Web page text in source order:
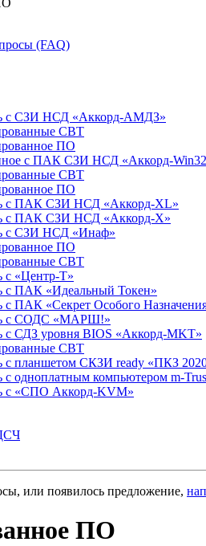
(FAQ)
с СЗИ НСД «Аккорд-АМДЗ»
СВТ
ПО
с ПАК СЗИ НСД «Аккорд-
СВТ
ПО
с ПАК СЗИ НСД «Аккорд-ХL»
с ПАК СЗИ НСД «Аккорд-Х»
с СЗИ НСД «Инаф»
ПО
СВТ
с «Центр-Т»
с ПАК «Идеальный Токен»
с ПАК «Секрет Особого
с СОДС «МАРШ!»
с СДЗ уровня BIOS «Аккорд-MKT»
СВТ
с планшетом СКЗИ ready «ПКЗ
с одноплатным компьютером m-
с «СПО Аккорд-KVM»
или появилось предложение,
ПО